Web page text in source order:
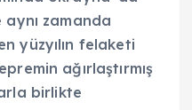
zamanda
yüzyılın felaketi
ağırlaştırmış
birlikte